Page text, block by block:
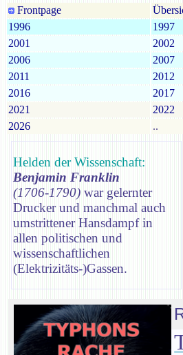
Frontpage
1996
1997
2001
2002
2006
2007
2011
2012
2016
2017
2021
2022
2026
..
Helden der Wissenschaft:
Benjamin Franklin
(1706-1790) war gelernter
Drucker und manchmal auch
umstrittener Hansdampf in
allen politischen und
wissenschaftlichen
(Elektrizitäts-)Gassen.